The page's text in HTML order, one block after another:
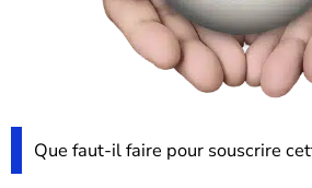
Que faut-il faire pour souscrire